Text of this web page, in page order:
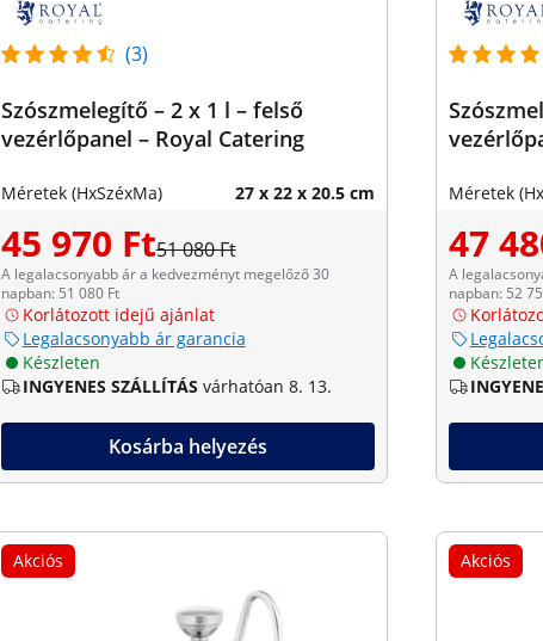
(3)
Szószmelegítő – 2 x 1 l – felső
vezérlőpanel – Royal Catering
Méretek (HxSzéxMa) 27 x 22 x 20.5 cm
45 970 Ft51 080 Ft
A legalacsonyabb ár a kedvezményt megelőző 30
napban: 51 080 Ft
Korlátozott idejű ajánlat
Legalacsonyabb ár garancia
Készleten
INGYENES SZÁLLÍTÁS várhatóan 8. 13.
Kosárba helyezés
Méretek
47
A
napban: 52
Akciós Akciós